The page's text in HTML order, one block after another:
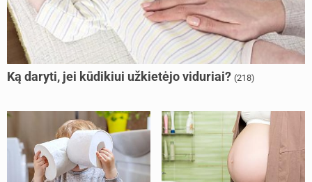
Ką daryti, jei kūdikiui užkietėjo viduriai? (218)